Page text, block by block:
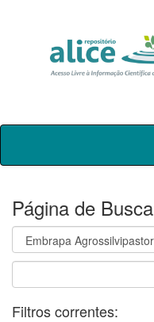
Skip
Página de Busca
Filtros correntes: